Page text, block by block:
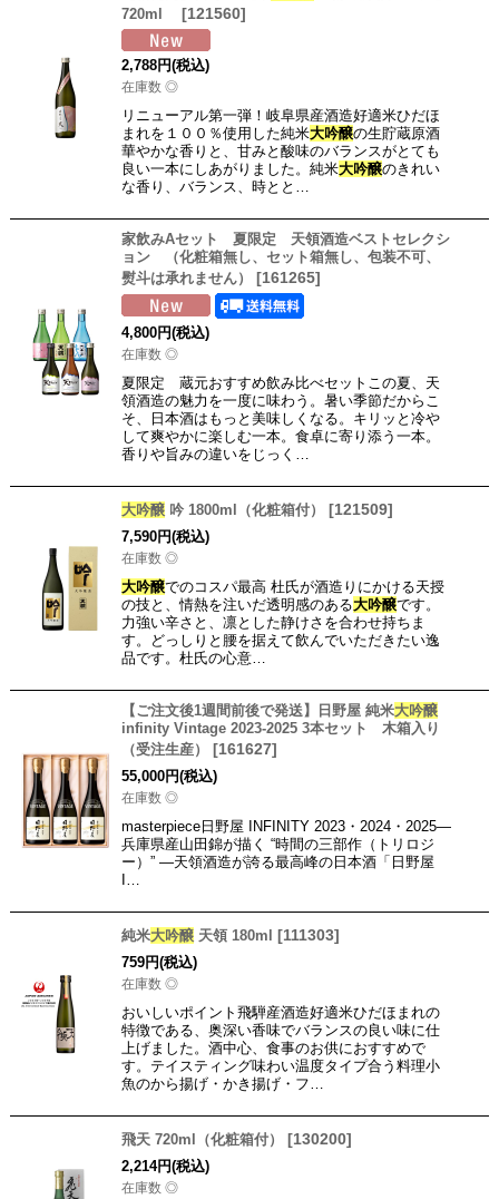
720ml
[121560]
2,788円(税込)
在庫数 ◎
リニューアル第一弾！岐阜県産酒造好適米ひだほ
まれを１００％使用した純米大吟醸の生貯蔵原酒
華やかな香りと、甘みと酸味のバランスがとても
良い一本にしあがりました。純米大吟醸のきれい
な香り、バランス、時とと…
家飲みAセット 夏限定 天領酒造ベストセレクシ
ョン （化粧箱無し、セット箱無し、包装不可、
熨斗は承れません）
[161265]
4,800円(税込)
在庫数 ◎
夏限定 蔵元おすすめ飲み比べセットこの夏、天
領酒造の魅力を一度に味わう。暑い季節だからこ
そ、日本酒はもっと美味しくなる。キリッと冷や
して爽やかに楽しむ一本。食卓に寄り添う一本。
香りや旨みの違いをじっく…
大吟醸吟 1800ml（化粧箱付） [121509]
7,590円(税込)
在庫数 ◎
大吟醸でのコスパ最高 杜氏が酒造りにかける天授
の技と、情熱を注いだ透明感のある大吟醸です。
力強い辛さと、凛とした静けさを合わせ持ちま
す。どっしりと腰を据えて飲んでいただきたい逸
品です。杜氏の心意…
【ご注文後1週間前後で発送】日野屋 純米大吟醸
infinity Vintage 2023-2025 3本セット 木箱入り
（受注生産）
[161627]
55,000円(税込)
在庫数 ◎
masterpiece日野屋 INFINITY 2023・2024・2025―
兵庫県産山田錦が描く “時間の三部作（トリロジ
ー）” ―天領酒造が誇る最高峰の日本酒「日野屋
純米大吟醸天領 180ml [111303]
759円(税込)
在庫数 ◎
おいしいポイント飛騨産酒造好適米ひだほまれの
特徴である、奥深い香味でバランスの良い味に仕
上げました。酒中心、食事のお供におすすめで
す。テイスティング味わい温度タイプ合う料理小
魚のから揚げ・かき揚げ・フ…
飛天 720ml（化粧箱付） [130200]
2,214円(税込)
在庫数 ◎